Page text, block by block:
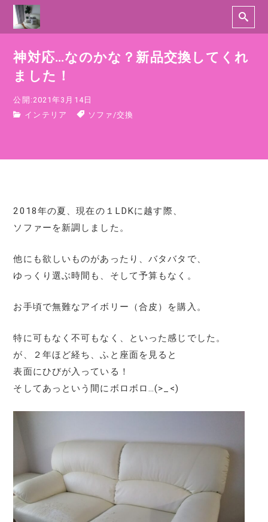
神対応…なのかな？新品交換してくれ
ました！
公開:2021年3月14日
インテリア
ソファ /交換
2018年の夏、現在の１LDKに越す際、
ソファーを新調しました。
他にも欲しいものがあったり、バタバタで、
ゆっくり選ぶ時間も、そして予算もなく。
お手頃で無難なアイボリー（合皮）を購入。
特に可もなく不可もなく、といった感じでした。
が、２年ほど経ち、ふと座面を見ると
表面にひびが入っている！
そしてあっという間にボロボロ…(>_<)